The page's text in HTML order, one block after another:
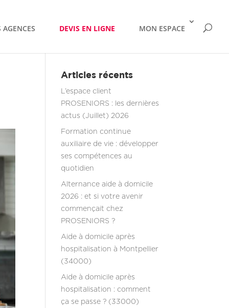
AGENCES DEVIS EN LIGNE MON ESPACE
Articles récents
L’espace client
PROSENIORS : les dernières
actus (Juillet) 2026
Formation continue
auxiliaire de vie : développer
ses compétences au
quotidien
Alternance aide à domicile
2026 : et si votre avenir
commençait chez
PROSENIORS ?
Aide à domicile après
hospitalisation à Montpellier
(34000)
Aide à domicile après
hospitalisation : comment
ça se passe ? (33000)